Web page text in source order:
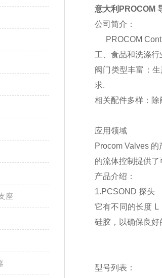
座
意大利PROCOM
公司简介：
PROCOM
工、食品和洗涤行
阀门类型丰富：
求.
相关配件多样：
应用领域
Procom Valves
的流体控制提供
产品介绍：
1.PCSOND 探头
它有不同的长度 L
硅胶，以确保良好
型号列表：